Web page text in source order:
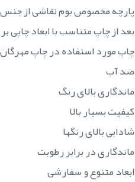
پارچه مخصوص بوم نقاشی از
بعد از چاپ متناسب با ابعاد
چاپ مورد استفاده در چاپ مهرگان
ضد آب
ماندگاری بالای رنگ
کیفیت بسیار بالا
شادابی بالای رنگها
ماندگاری در برابر رطوبت
ابعاد متنوع و سفارشی